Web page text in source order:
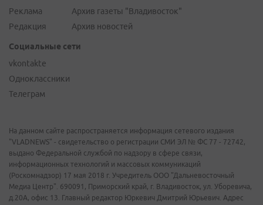
Реклама
Редакция
Архив газеты "Владивосток"
Архив новостей
Социальные сети
vkontakte
Одноклассники
Телеграм
На данном сайте распространяется информация сетевого издания
"VLADNEWS" - свидетельство о регистрации СМИ ЭЛ № ФС 77 - 72742,
выдано Федеральной службой по надзору в сфере связи,
информационных технологий и массовых коммуникаций
(Роскомнадзор) 17 мая 2018 г. Учредитель ООО "Дальневосточный
Медиа Центр". 690091, Приморский край, г. Владивосток, ул. Уборевича,
д.20А, офис 13. Главный редактор Юркевич Дмитрий Юрьевич. Адрес